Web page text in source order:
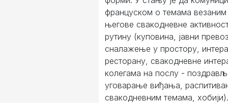
француском о темама везаним
његове свакодневне
рутину (куповина, јавни
сналажење у простору,
ресторану, свакодневне
колегама на послу -
уговарање виђања,
свакодневним темама,